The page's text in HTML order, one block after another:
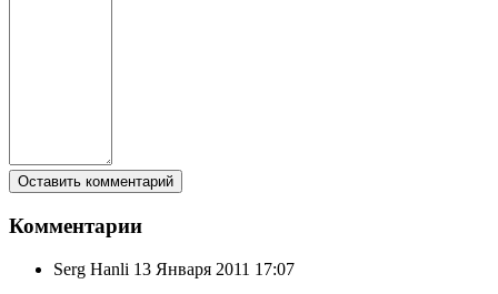
Комментарии
Serg Hanli 13 Января 2011 17:07